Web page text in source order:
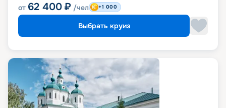
от 62 400 ₽ /чел +1 000
Выбрать круиз